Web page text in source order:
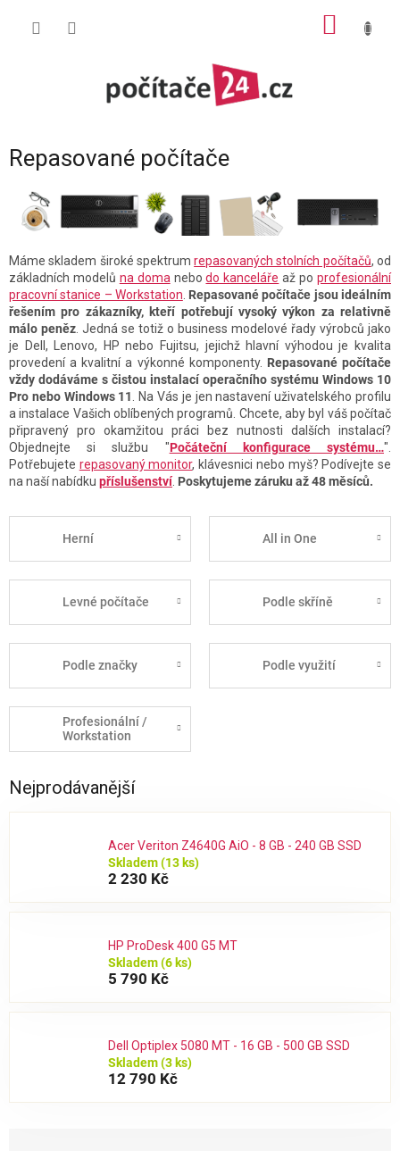
Repasované počítače
Máme skladem široké spektrumrepasovaných stolních počítačů, od
základních modelů na doma nebodo kanceláře až poprofesionální
pracovní stanice – Workstation Repasované počítače jsou ideálním
řešením pro zákazníky, kteří potřebují vysoký výkon za relativně
málo peněz . Jedná se totiž o business modelové řady výrobců jako
je Dell, Lenovo, HP nebo Fujitsu, jejichž hlavní výhodou je kvalita
provedení a kvalitní a výkonné komponenty. Repasované počítače
vždy dodáváme s čistou instalací operačního systému Windows 10
Pro nebo Windows 11
. Na Vás je jen nastavení uživatelského profilu
a instalace Vašich oblíbených programů. Chcete, aby byl váš počítač
připravený pro okamžitou práci bez nutnosti dalších instalací?
Objednejte si službu "Počáteční konfigurace systému…".
Potřebujete repasovaný monitor, klávesnici nebo myš? Podívejte se
na naší nabídku příslušenství. Poskytujeme záruku až 48 měsíců.
Herní All in One
Levné počítače Podle skříně
Podle značky Podle využití
Profesionální /
Workstation
Nejprodávanější
Acer Veriton Z4640G AiO - 8 GB - 240 GB SSD
Skladem(13 ks)
2 230 Kč
HP ProDesk 400 G5 MT
Skladem(6 ks)
5 790 Kč
Dell Optiplex 5080 MT - 16 GB - 500 GB SSD
Skladem(3 ks)
12 790 Kč